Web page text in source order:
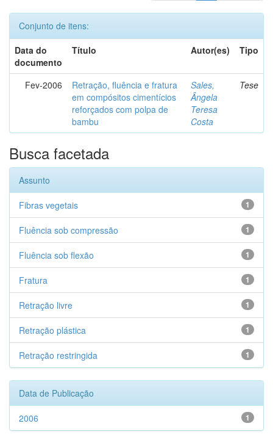
Conjunto de itens:
Data do
documento
Título Autor(es) Tipo
Fev-2006
Retração, fluência e fratura
em compósitos cimentícios
reforçados com polpa de
bambu
Sales,
Ângela
Teresa
Costa
Tese
Busca facetada
Assunto
1
Fibras vegetais
1
Fluência sob compressão
1
Fluência sob flexão
1
Fratura
1
Retração livre
1
Retração plástica
1
Retração restringida
Data de Publicação
1
2006